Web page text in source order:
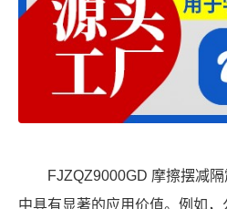
FJZQZ9000GD 摩擦摆减
中具有显著的应用价值。例如